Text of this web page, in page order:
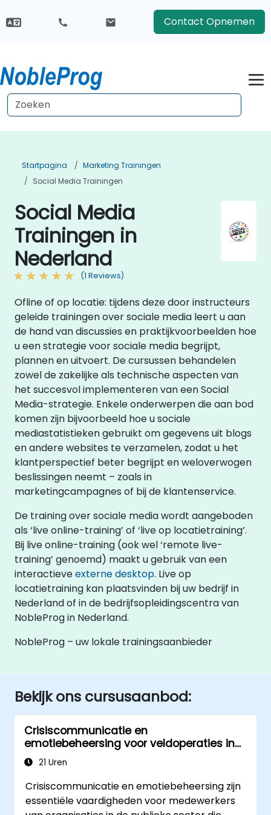
Contact Opnemen
Startpagina
Marketing Trainingen
Social Media Trainingen
Social Media
Trainingen in
Nederland
(1 Reviews)
Ofline of op locatie: tijdens deze door instructeurs
geleide trainingen over sociale media leert u aan
de hand van discussies en praktijkvoorbeelden hoe
u een strategie voor sociale media begrijpt,
plannen en uitvoert. De cursussen behandelen
zowel de zakelijke als technische aspecten van
het succesvol implementeren van een Social
Media-strategie. Enkele onderwerpen die aan bod
komen zijn bijvoorbeeld hoe u sociale
mediastatistieken gebruikt om gegevens uit blogs
en andere websites te verzamelen, zodat u het
klantperspectief beter begrijpt en weloverwogen
beslissingen neemt – zoals in
marketingcampagnes of bij de klantenservice.
De training over sociale media wordt aangeboden
als ‘live online-training’ of ‘live op locatietraining’.
Bij live online-training (ook wel ‘remote live-
training’ genoemd) maakt u gebruik van een
interactieveexterne desktop. Live op
locatietraining kan plaatsvinden bij uw bedrijf in
Nederland of in de bedrijfsopleidingscentra van
NobleProg in Nederland.
NobleProg – uw lokale trainingsaanbieder
Bekijk ons cursusaanbod:
Crisiscommunicatie en
emotiebeheersing voor veldoperaties in
de publieke sector
21 Uren
Crisiscommunicatie en emotiebeheersing zijn
essentiële vaardigheden voor medewerkers